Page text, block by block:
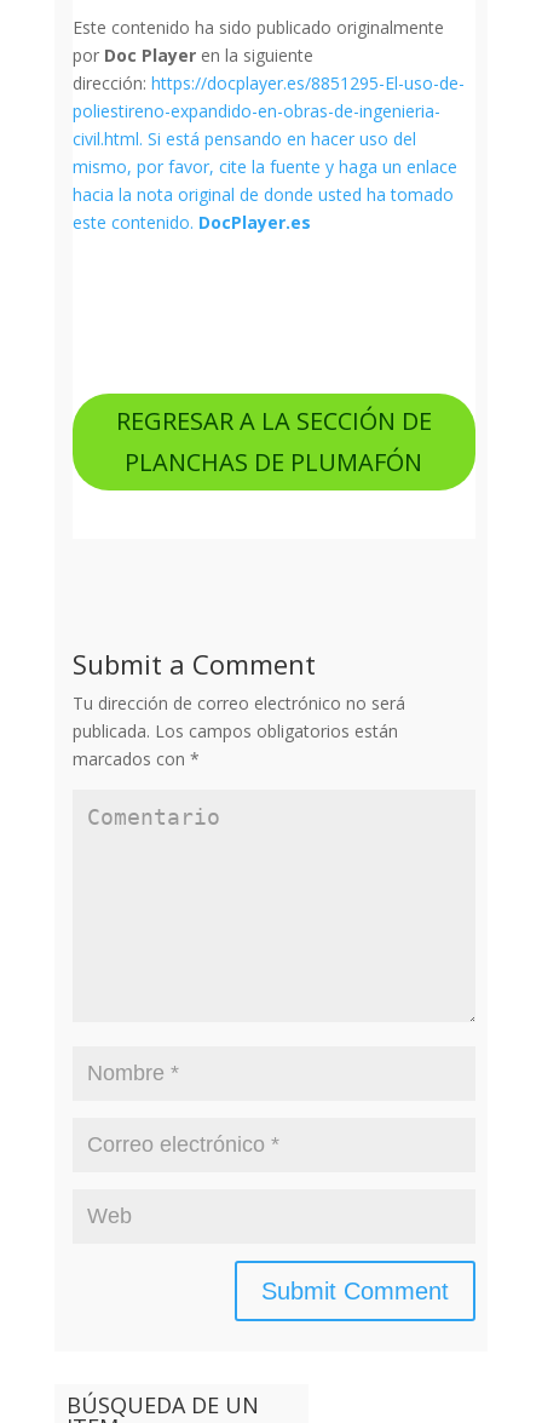
Este contenido ha sido publicado originalmente
por Doc Playeren la siguiente
dirección: https://docplayer.es/8851295-El-uso-de-
poliestireno-expandido-en-obras-de-ingenieria-
civil.html. Si está pensando en hacer uso del
mismo, por favor, cite la fuente y haga un enlace
hacia la nota original de donde usted ha tomado
este contenido. DocPlayer.es
REGRESAR A LA SECCIÓN DE
PLANCHAS DE PLUMAFÓN
Submit a Comment
Tu dirección de correo electrónico no será
publicada. Los campos obligatorios están
marcados con *
BÚSQUEDA DE UN